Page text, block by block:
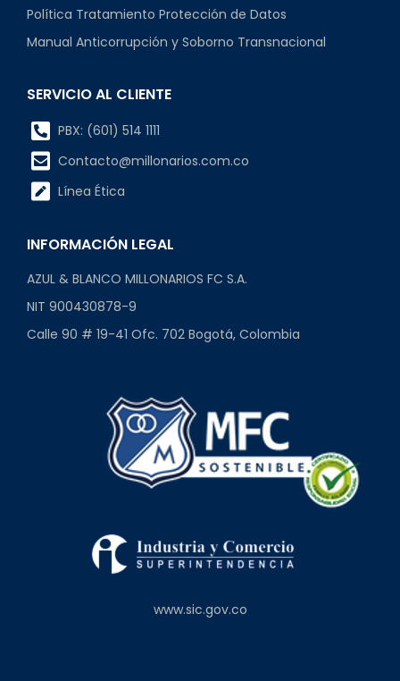
Política Tratamiento Protección de Datos
Manual Anticorrupción y Soborno Transnacional
SERVICIO AL CLIENTE
PBX: (601) 514 1111
Contacto@millonarios.com.co
Línea Ética
INFORMACIÓN LEGAL
AZUL & BLANCO MILLONARIOS FC S.A.
NIT 900430878-9
Calle 90 # 19-41 Ofc. 702 Bogotá, Colombia
www.sic.gov.co